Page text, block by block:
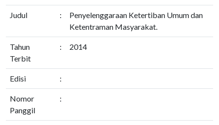
Judul :
Penyelenggaraan Ketertiban Umum dan
Ketentraman Masyarakat.
Tahun
Terbit
: 2014
Edisi :
Nomor
Panggil
: